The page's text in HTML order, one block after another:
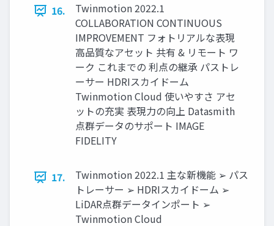
16.
Twinmotion 2022.1
COLLABORATION CONTINUOUS
IMPROVEMENT フォトリアルな表現
高品質なアセット 共有 & リモート ワ
ーク これまでの 利点の継承 パストレ
ーサー HDRIスカイドーム
Twinmotion Cloud 使いやすさ アセ
ットの充実 表現力の向上 Datasmith
点群データのサポート IMAGE
FIDELITY
17.
Twinmotion 2022.1 主な新機能 ➢ パス
トレーサー ➢ HDRIスカイドーム ➢
LiDAR点群データインポート ➢
Twinmotion Cloud